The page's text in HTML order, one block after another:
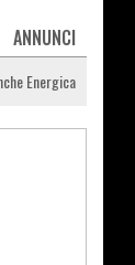
ANNUNCI
Energica